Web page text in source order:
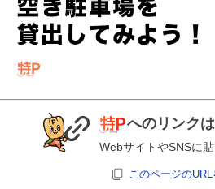
へのリンク
WebサイトやSNSに
このページの